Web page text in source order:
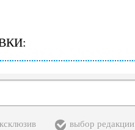
выбор редакции